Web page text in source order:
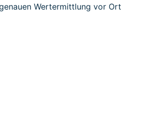
Wertermittlung vor Ort